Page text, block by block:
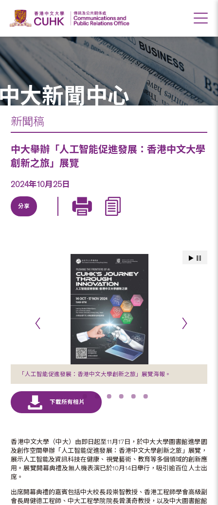
大新聞中心
新聞稿
中大舉辦「人工智能促進發展：香港中文大學
創新之旅」展覽
2024年10月25日
分享
「人工智能促進發展：香港中文大學創新之旅」展覽海報。
香港中文大學（中大）由即日起至11月17日，於中大大學圖書館進學園
及創作空間舉辦「人工智能促進發展：香港中文大學創新之旅」展覽，
展示人工智能及資訊科技在健康、視覺藝術、教育等多個領域的創新應
用。展覽開幕典禮及無人機表演已於10月14日舉行，吸引逾百位人士出
席。
出席開幕典禮的嘉賓包括中大校長段崇智教授、香港工程師學會高級副
會長周健德工程師、中大工程學院院長曾漢奇教授，以及中大圖書館館